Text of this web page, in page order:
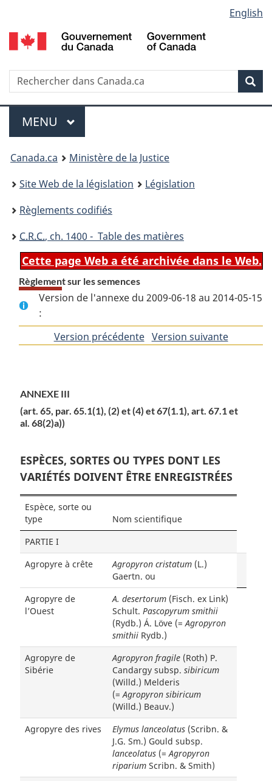
au
contenu
propos
de
la
HTML
simplifiée
selection
English
Recherche
Menu
MENU PRINCIPAL
You
are
here:
Canada.ca
Ministère de la Justice
Site Web de la législation
Législation
Règlements codifiés
C.R.C., ch. 1400 - Table des matières
Cette page Web a été archivée dans le Web.
Règlement sur les semences
Version de l'annexe du 2009-06-18 au 2014-05-15
:
Version précédentedeVersion suivantede
ANNEXE III
(art. 65, par. 65.1(1), (2) et (4) et 67(1.1), art. 67.1 et
al. 68(2)a))
ESPÈCES, SORTES OU TYPES DONT LES
VARIÉTÉS DOIVENT ÊTRE ENREGISTRÉES
Espèce, sorte ou
type
Nom scientifique
PARTIE I
Agropyre à crête
Agropyron cristatum (L.)
Gaertn. ou
Agropyre de
l’Ouest
A. desertorum (Fisch. ex Link)
Schult. Pascopyrum smithii
(Rydb.) Á. Löve (= Agropyron
smithii Rydb.)
Agropyre de
Sibérie
Agropyron fragile (Roth) P.
Candargy subsp. sibiricum
(Willd.) Melderis
(= Agropyron sibiricum
(Willd.) Beauv.)
Agropyre des rives
Elymus lanceolatus (Scribn. &
J.G. Sm.) Gould subsp.
lanceolatus (= Agropyron
riparium Scribn. & Smith)